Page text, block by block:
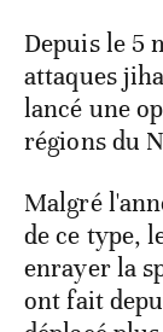
Depuis le 5
attaques
lancé une
régions du
Malgré
de ce type,
enrayer la
ont fait